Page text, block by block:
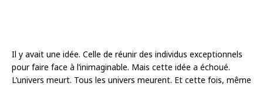
Il y avait une idée. Celle de réunir des individus exceptionnels
pour faire face à l’inimaginable. Mais cette idée a échoué.
L’univers meurt. Tous les univers meurent. Et cette fois, même